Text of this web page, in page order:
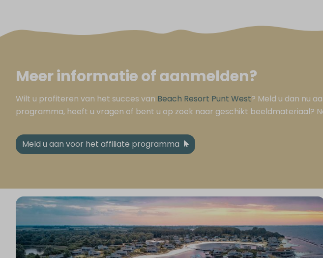
Meer informatie of aanmelden?
Wilt u profiteren van het succes van Beach Resort Punt West? Meld u dan nu
programma, heeft u vragen of bent u op zoek naar geschikt beeldmateriaal?
Meld u aan voor het affiliate programma